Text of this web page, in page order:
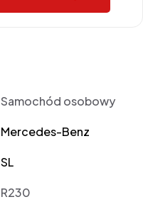
Samochód osobowy
Mercedes-Benz
SL
R230